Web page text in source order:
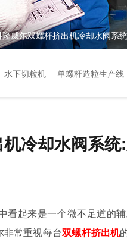
威尔双螺杆挤出机冷却水阀系
水下切粒机 单螺杆造粒生产线
冷却水阀系
看起来是一个微不足道的
非常重视每台双螺杆挤出机